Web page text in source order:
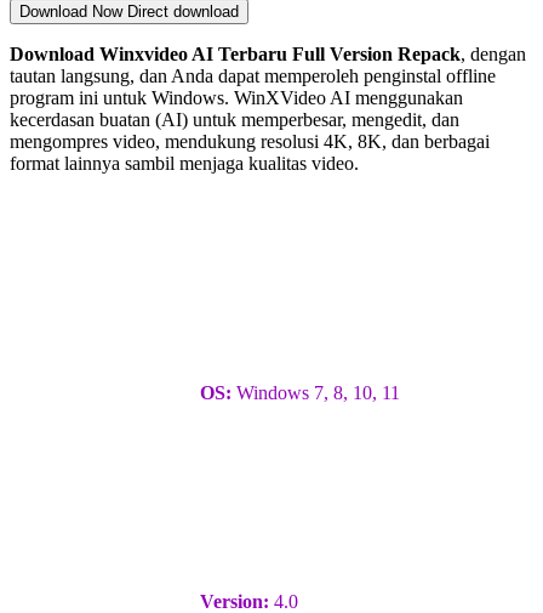
Download Now Direct download
Download Winxvideo AI Terbaru Full Version Repack, dengan
tautan langsung, dan Anda dapat memperoleh penginstal offline
program ini untuk Windows. WinXVideo AI menggunakan
kecerdasan buatan (AI) untuk memperbesar, mengedit, dan
mengompres video, mendukung resolusi 4K, 8K, dan berbagai
format lainnya sambil menjaga kualitas video.
OS: Windows 7, 8, 10, 11
Version: 4.0